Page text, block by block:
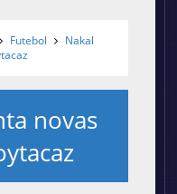
Futebol
Nakal
novas